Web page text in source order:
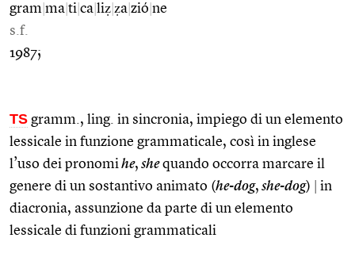
gram ma ti ca liẓ ẓa zió ne
s.f.
1987;
TS gramm., ling. in sincronia, impiego di un elemento
lessicale in funzione grammaticale, così in inglese
l’uso dei pronomi he, shequando occorra marcare il
genere di un sostantivo animato (he-dog, she-dog)
in
diacronia, assunzione da parte di un elemento
lessicale di funzioni grammaticali